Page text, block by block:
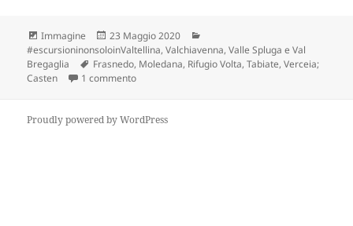
Formato
Immagine
Scritto
il
23 Maggio 2020
#escursioninonsoloinValtellina,Valchiavenna, Valle Spluga e Val
Bregaglia
Tag
Frasnedo, Moledana, Rifugio Volta,Tabiate,Verceia;
Casten
1 commentosu VAL DEI RATTI (SO).
Proudly powered by WordPress